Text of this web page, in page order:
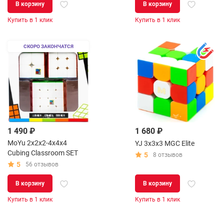
В корзину
Купить в 1 клик
В корзину
Купить в 1 клик
СКОРО ЗАКОНЧАТСЯ
1 490 ₽
MoYu 2x2x2-4x4x4
Cubing Classroom SET
5
56 отзывов
В корзину
Купить в 1 клик
1 680 ₽
YJ 3x3x3 MGC Elite
5
8 отзывов
В корзину
Купить в 1 клик